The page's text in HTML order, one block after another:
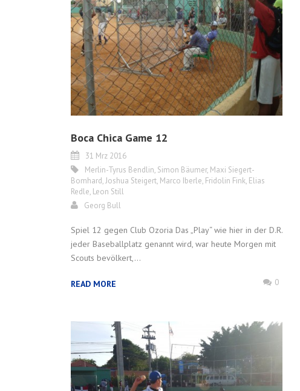
Boca Chica Game 12
31 Mrz 2016
Merlin-Tyrus Bendlin, Simon Bäumer, Maxi Siegert-
Bomhard,Joshua Steigert, Marco Iberle, Fridolin Fink, Elias
Redle, Leon Still
Georg Bull
Spiel 12 gegen Club Ozoria Das „Play“ wie hier in der D.R.
jeder Baseballplatz genannt wird, war heute Morgen mit
Scouts bevölkert,...
READ MORE 0